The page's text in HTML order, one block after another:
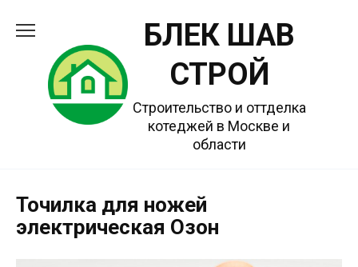
содержанию
БЛЕК ШАВ
СТРОЙ
Строительство и оттделка
котеджей в Москве и
области
Точилка для ножей
электрическая Озон